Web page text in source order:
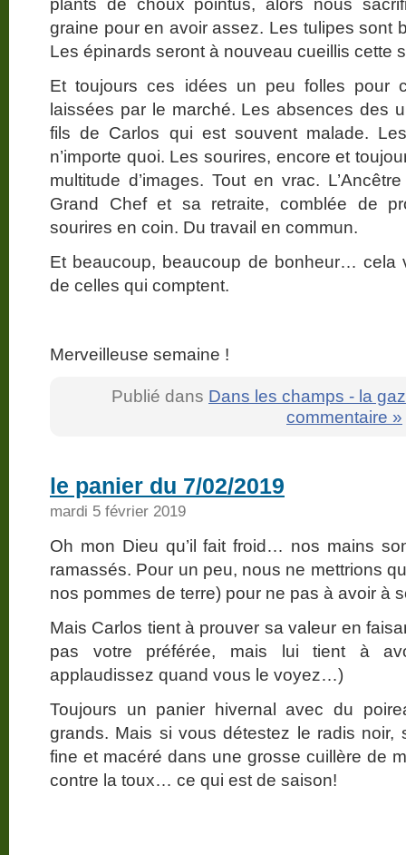
plants de choux pointus, alors nous
graine pour en avoir assez. Les tulipes sont
Les épinards seront à nouveau cueillis cette
Et toujours ces idées un peu folles pour
laissées par le marché. Les absences des
fils de Carlos qui est souvent malade.
n’importe quoi. Les sourires, encore et
multitude d’images. Tout en vrac.
Grand Chef et sa retraite, comblée de
sourires en coin. Du travail en commun.
Et beaucoup, beaucoup de bonheur… cela
de celles qui comptent.
Merveilleuse semaine !
Publié dans Dans les champs - la
commentaire »
le panier du 7/02/2019
mardi 5 février 2019
Oh mon Dieu qu’il fait froid… nos mains
ramassés. Pour un peu, nous ne mettrions
nos pommes de terre) pour ne pas à avoir à
Mais Carlos tient à prouver sa valeur en
pas votre préférée, mais lui tient à
applaudissez quand vous le voyez…)
Toujours un panier hivernal avec du
grands. Mais si vous détestez le radis noir,
fine et macéré dans une grosse cuillère de
contre la toux… ce qui est de saison!